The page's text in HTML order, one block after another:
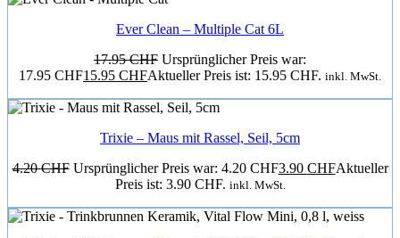
Ever Clean – Multiple Cat 6L
17.95CHF Ursprünglicher Preis war:
17.95 CHF15.95 CHFAktueller Preis ist: 15.95 CHF. inkl. MwSt.
Trixie – Maus mit Rassel, Seil, 5cm
4.20CHF Ursprünglicher Preis war: 4.20 CHF3.90 CHFAktueller
Preis ist: 3.90 CHF. inkl. MwSt.